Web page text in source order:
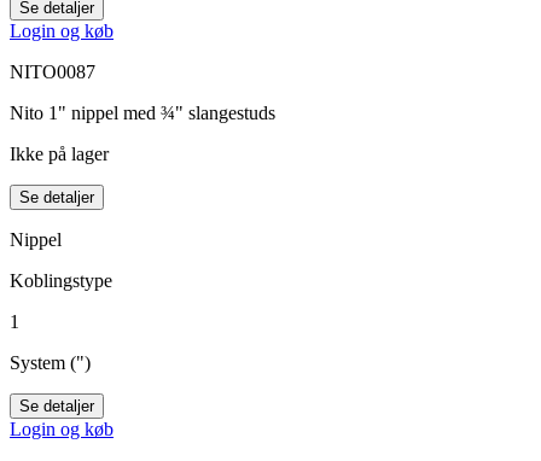
Se detaljer
Login og køb
NITO0087
Nito 1" nippel med ¾" slangestuds
Ikke på lager
Se detaljer
Nippel
Koblingstype
1
System (")
Se detaljer
Login og køb